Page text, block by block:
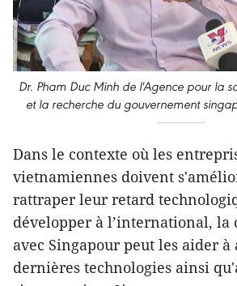
Dr. Pham Duc Minh de l'Agence pour la
et la recherche du gouvernement
Dans le contexte où les
vietnamiennes doivent
rattraper leur retard
développer à l’international, la
avec Singapour peut les aider à
dernières technologies ainsi